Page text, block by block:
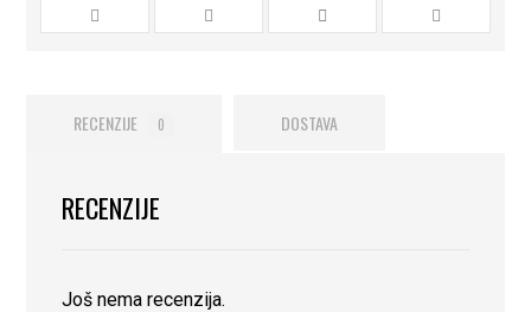
RECENZIJE 0 DOSTAVA
RECENZIJE
Još nema recenzija.